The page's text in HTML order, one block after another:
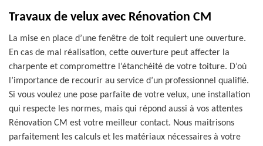
Travaux de velux avec Rénovation CM
La mise en place d’une fenêtre de toit requiert une ouverture.
En cas de mal réalisation, cette ouverture peut affecter la
charpente et compromettre l’étanchéité de votre toiture. D’où
l’importance de recourir au service d’un professionnel qualifié.
Si vous voulez une pose parfaite de votre velux, une installation
qui respecte les normes, mais qui répond aussi à vos attentes
Rénovation CM est votre meilleur contact. Nous maitrisons
parfaitement les calculs et les matériaux nécessaires à votre